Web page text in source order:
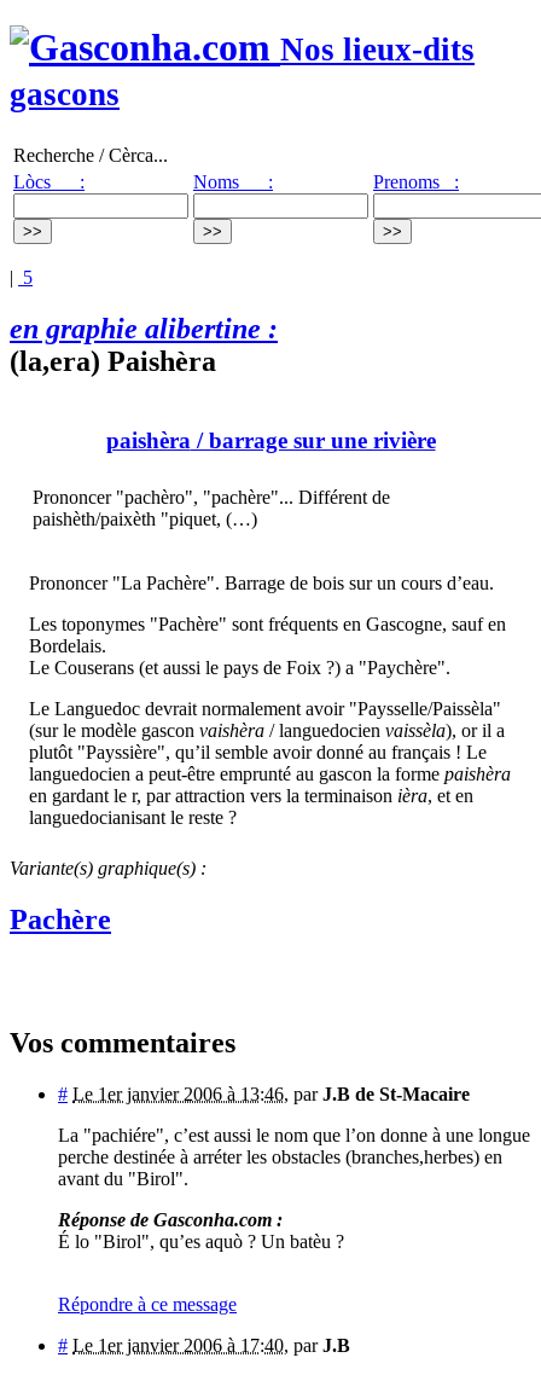
Nos lieux-dits
gascons
Recherche / Cèrca...
Lòcs :
Noms : Prenoms :
| 5
en graphie alibertine :
(la,era) Paishèra
paishèra/ barrage sur une rivière
Prononcer "pachèro", "pachère"... Différent de
paishèth/paixèth "piquet, (…)
Prononcer "La Pachère". Barrage de bois sur un cours d’eau.
Les toponymes "Pachère" sont fréquents en Gascogne, sauf en
Bordelais.
Le Couserans (et aussi le pays de Foix ?) a "Paychère".
Le Languedoc devrait normalement avoir "Paysselle/Paissèla"
(sur le modèle gascon vaishèra / languedocien vaissèla), or il a
plutôt "Payssière", qu’il semble avoir donné au français ! Le
languedocien a peut-être emprunté au gascon la forme paishèra
en gardant le r, par attraction vers la terminaison ièra, et en
languedocianisant le reste ?
Variante(s) graphique(s) :
Pachère
Vos commentaires
# Le 1er janvier 2006 à 13:46, parJ.B de St-Macaire
La "pachiére", c’est aussi le nom que l’on donne à une longue
perche destinée à arréter les obstacles (branches,herbes) en
avant du "Birol".
Réponse de Gasconha.com :
É lo "Birol", qu’es aquò ? Un batèu ?
Répondre à ce message
# Le 1er janvier 2006 à 17:40, parJ.B